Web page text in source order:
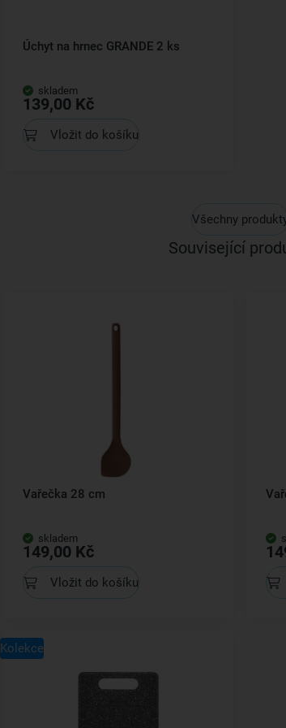
Úchyt na hrnec GRANDE 2 ks
skladem
139,00 Kč
Vložit do košíku
Všechny
Související
Vařečka 28 cm
skladem
149,00 Kč
Vložit do košíku
Kolekce